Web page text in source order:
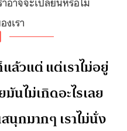
เรา
ล้วแต่ แต่เราไม่อยู่
นไม่เกิดอะไรเลย
นุกมากๆ เราไม่นั่ง